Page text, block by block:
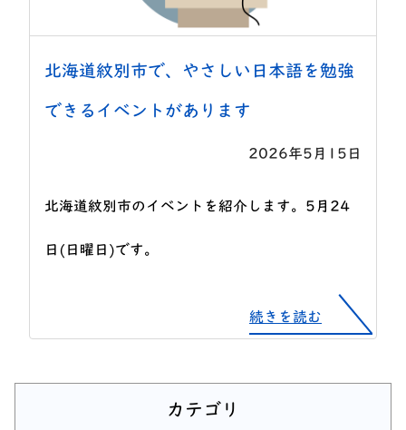
北海道紋別市で、やさしい日本語を勉強
できるイベントがあります
2026年5月15日
北海道紋別市のイベントを紹介します。5月24
日(日曜日)です。
続きを読む
カテゴリ